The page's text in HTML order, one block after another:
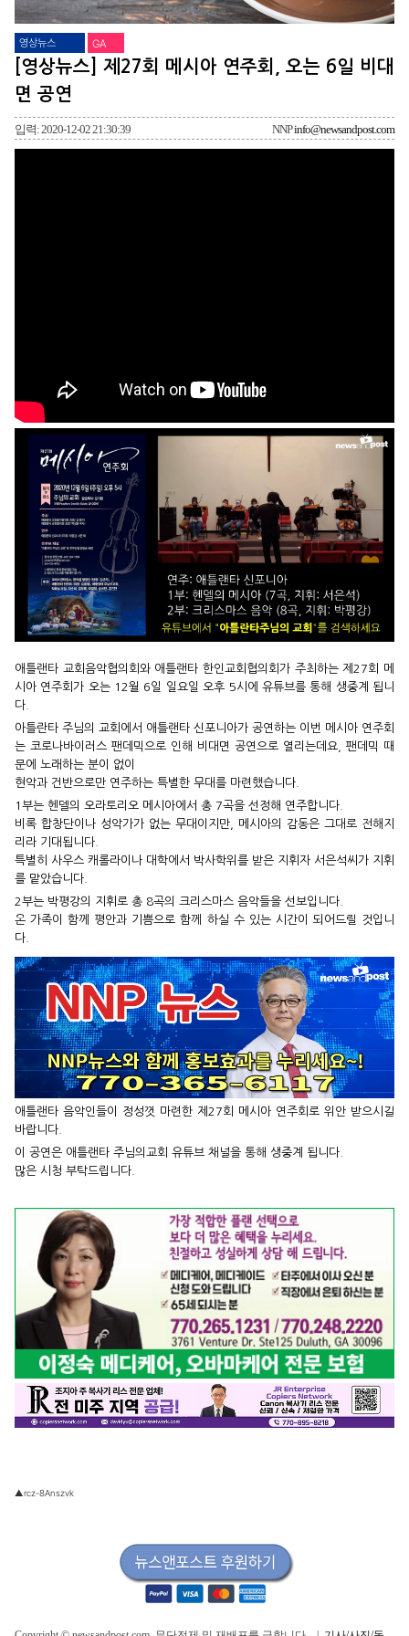
영상뉴스 GA
[영상뉴스] 제27회 메시아 연주회, 오는 6일 비대
면 공연
입력: 2020-12-02 21:30:39 NNPinfo@newsandpost.com
애틀랜타 교회음악협의회와 애틀랜타 한인교회협의회가 주최하는제27회 메
시아 연주회가 오는 12월 6일 일요일 오후 5시에 유튜브를 통해 생중계 됩니
다.
아틀란타 주님의 교회에서 애틀랜타 신포니아가 공연하는 이번 메시아 연주회
는 코로나바이러스 팬데믹으로 인해 비대면 공연으로 열리는데요, 팬데믹 때
문에 노래하는 분이 없이
현악과 건반으로만 연주하는 특별한 무대를 마련했습니다.
1부는 헨델의 오라토리오 메시아에서 총 7곡을 선정해 연주합니다.
비록 합창단이나 성악가가 없는 무대이지만, 메시아의 감동은 그대로 전해지
리라 기대됩니다.
특별히 사우스 캐롤라이나 대학에서 박사학위를 받은 지휘자 서은석씨가 지휘
를 맡았습니다.
2부는 박평강의 지휘로 총 8곡의 크리스마스 음악들을 선보입니다.
온 가족이 함께 평안과 기쁨으로 함께 하실 수 있는 시간이 되어드릴 것입니
다.
애틀랜타 음악인들이 정성껏 마련한 제27회 메시아 연주회로 위안 받으시길
바랍니다.
이 공연은 애틀랜타 주님의교회 유튜브 채널을 통해 생중계 됩니다.
많은 시청 부탁드립니다.
▲rcz-8Anszvk